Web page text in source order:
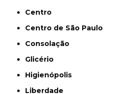
Centro
Centro de São Paulo
Consolação
Glicério
Higienópolis
Liberdade